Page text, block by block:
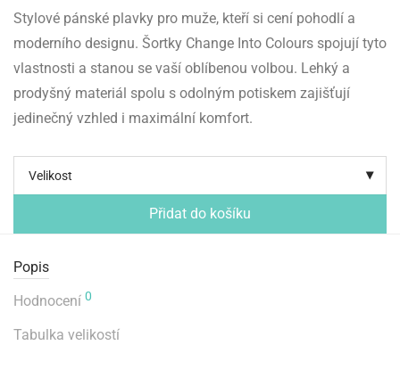
Stylové pánské plavky pro muže, kteří si cení pohodlí a
moderního designu. Šortky Change Into Colours spojují tyto
vlastnosti a stanou se vaší oblíbenou volbou. Lehký a
prodyšný materiál spolu s odolným potiskem zajišťují
jedinečný vzhled i maximální komfort.
Velikost
Přidat do košíku
Popis
Hodnocení 0
Tabulka velikostí